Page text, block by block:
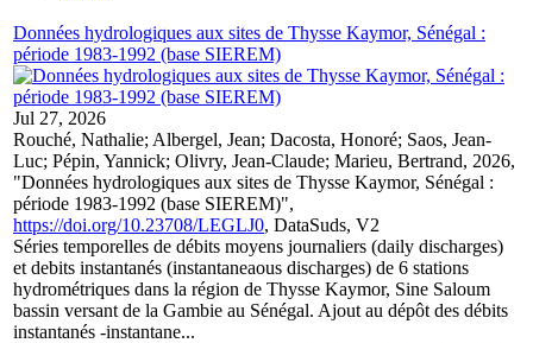
Données hydrologiques aux sites de Thysse Kaymor, Sénégal :
période 1983-1992 (base SIEREM)
Jul 27, 2026
Rouché, Nathalie; Albergel, Jean; Dacosta, Honoré; Saos, Jean-
Luc; Pépin, Yannick; Olivry, Jean-Claude; Marieu, Bertrand, 2026,
"Données hydrologiques aux sites de Thysse Kaymor, Sénégal :
période 1983-1992 (base SIEREM)",
https://doi.org/10.23708/LEGLJ0, DataSuds, V2
Séries temporelles de débits moyens journaliers (daily discharges)
et debits instantanés (instantaneaous discharges) de 6 stations
hydrométriques dans la région de Thysse Kaymor, Sine Saloum
bassin versant de la Gambie au Sénégal. Ajout au dépôt des débits
instantanés -instantane...